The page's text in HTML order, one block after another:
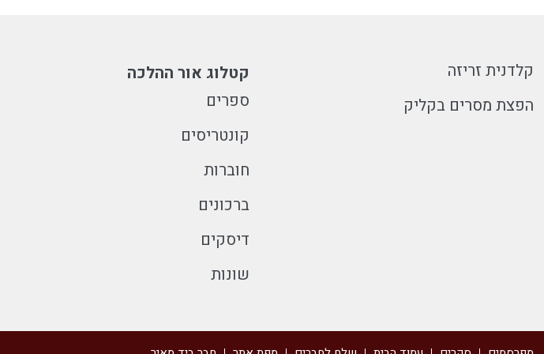
קלדנית זריזה
הפצת מסרים בקליק
קטלוג אור ההלכה
ספרים
קונטריסים
חוברות
ברכונים
דיסקים
שונות